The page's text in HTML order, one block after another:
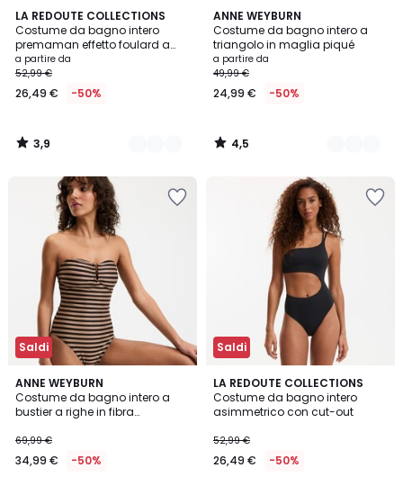
LA REDOUTE COLLECTIONS
Costume da bagno intero
premaman effetto foulard a
righe
a partire da
52,99 €
26,49 € -50%
3,9
/ 5
2
Colori
3,9
/
ANNE WEYBURN
Costume da bagno intero a
triangolo in maglia piqué
a partire da
49,99 €
24,99 € -50%
4,5
/ 5
2
Colori
4,5
/
Saldi
ANNE WEYBURN
Costume da bagno intero a
bustier a righe in fibra
69,99 €
34,99 € -50%
3,6
/ 5
Saldi
LA REDOUTE COLLECTIONS
Costume da bagno intero
asimmetrico con cut-out
52,99 €
26,49 € -50%